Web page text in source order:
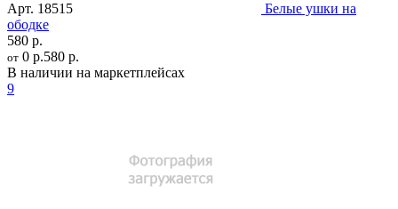
Арт. 18515
Белые ушки на
ободке
580 р.
от 0 р.580 р.
В наличии на маркетплейсах
9